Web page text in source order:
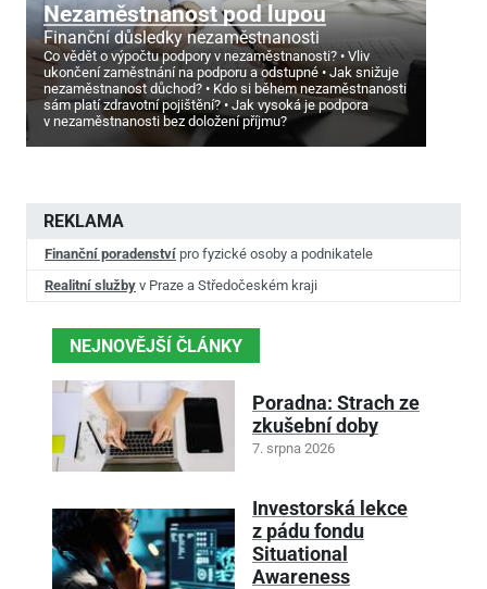
Nezaměstnanost pod lupou
Finanční důsledky nezaměstnanosti
Co vědět o výpočtu podpory v nezaměstnanosti?
Vliv
ukončení zaměstnání na podporu a odstupné
Jak snižuje
nezaměstnanost důchod?
Kdo si během nezaměstnanosti
sám platí zdravotní pojištění?
Jak vysoká je podpora
v nezaměstnanosti bez doložení příjmu?
REKLAMA
Finanční poradenství pro fyzické osoby a podnikatele
Realitní služby v Praze a Středočeském kraji
NEJNOVĚJŠÍ ČLÁNKY
Poradna: Strach ze
zkušební doby
7. srpna 2026
Investorská lekce
z pádu fondu
Situational
Awareness